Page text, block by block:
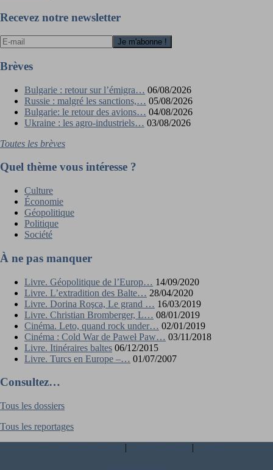
Recevez notre newsletter
Brèves
Bulgarie : retour sur l’émigra… 06/08/2026
Russie : malgré les sanctions,… 05/08/2026
Bulgarie: le retour des avions… 04/08/2026
Ukraine : les agro-industriels… 03/08/2026
Toutes les brèves
Quel thème vous intéresse ?
Culture
Économie
Géopolitique
Politique
Société
À ne pas manquer
Livre. Géopolitique de l’Europ… 14/09/2020
Livre. L’extradition des Balte… 28/04/2020
Livre. Dorina Roşca, Le grand … 16/03/2019
Livre. Christian Bromberger, L… 08/01/2019
Cinéma. Leto, quand rock under… 02/01/2019
Cinéma : Cold War de Paweł Paw… 03/11/2018
Livre. Itinéraires baltes 06/12/2015
Livre. Turcs en Europe –… 01/07/2007
Consultez…
Tous les dossiers
Tous les reportages
| |